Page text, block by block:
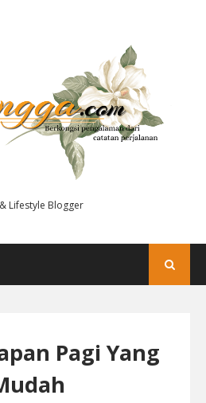
Lifestyle Blogger
Pagi Yang